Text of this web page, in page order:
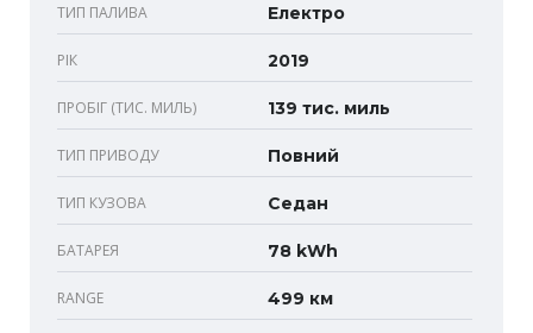
ТИП ПАЛИВА Електро
РІК 2019
ПРОБІГ (ТИС. МИЛЬ) 139 тис. миль
ТИП ПРИВОДУ Повний
ТИП КУЗОВА Седан
БАТАРЕЯ 78 kWh
RANGE 499 км